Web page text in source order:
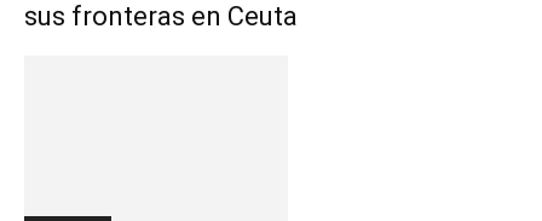
sus fronteras en Ceuta